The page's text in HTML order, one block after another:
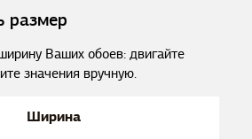
размер
Ваших обоев: двигайте
значения вручную.
Ширина